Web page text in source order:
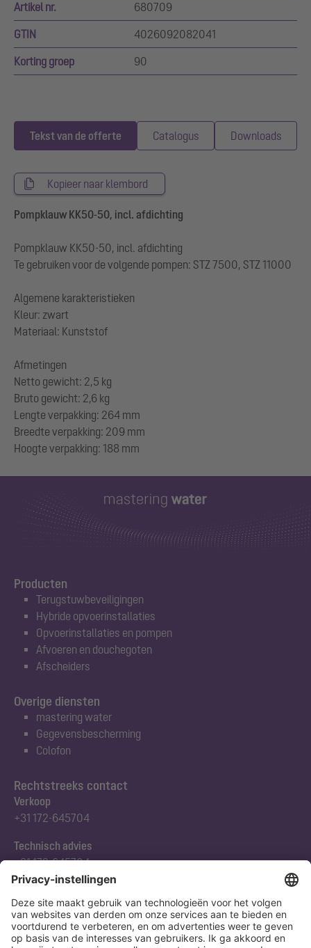
Artikel nr. 680709
GTIN 4026092082041
Korting groep 90
Tekst van de offerte Catalogus Downloads
Kopieer naar klembord
Pompklauw KK50-50, incl. afdichting
Pompklauw KK50-50, incl. afdichting
Te gebruiken voor de volgende pompen: STZ 7500, STZ 11000
Algemene karakteristieken
Kleur: zwart
Materiaal: Kunststof
Afmetingen
Netto gewicht: 2,5 kg
Bruto gewicht: 2,6 kg
Lengte verpakking: 264 mm
Breedte verpakking: 209 mm
Producten
Terugstuwbeveiligingen
Hybride opvoerinstallaties
Opvoerinstallaties en pompen
Afvoeren en douchegoten
Afscheiders
Rechtstreeks contact
Verkoop
+31 172-645704
Technisch advies
+31 172-645704
Abonneert u zich op onze nieuwsbrief
Nu aanmelden
Overige diensten
mastering water
Gegevensbescherming
Colofon